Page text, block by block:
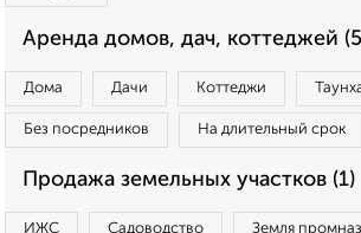
Аренда домов, дач, коттеджей
Дома Дачи Коттеджи
Без посредников На длительный срок
Продажа земельных участков (1)
ИЖС Садоводство Земля